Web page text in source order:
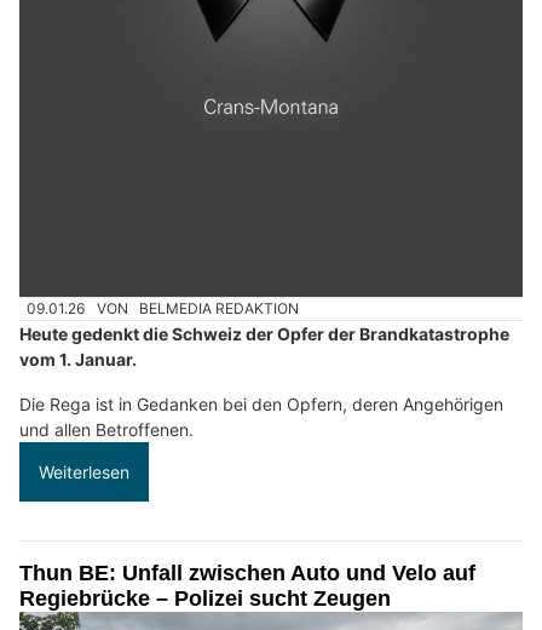
09.01.26 VON BELMEDIA REDAKTION
Heute gedenkt die Schweiz der Opfer der Brandkatastrophe
vom 1. Januar.
Die Rega ist in Gedanken bei den Opfern, deren Angehörigen
und allen Betroffenen.
Weiterlesen
Thun BE: Unfall zwischen Auto und Velo auf
Regiebrücke – Polizei sucht Zeugen